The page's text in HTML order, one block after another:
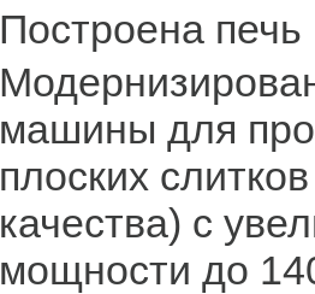
Построена печь
машины для
плоских
качества) с
мощности до